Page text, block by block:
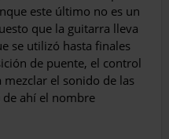
este último no es un
que la guitarra lleva
se utilizó hasta finales
de puente, el control
el soni­do de las
ahí el nombre